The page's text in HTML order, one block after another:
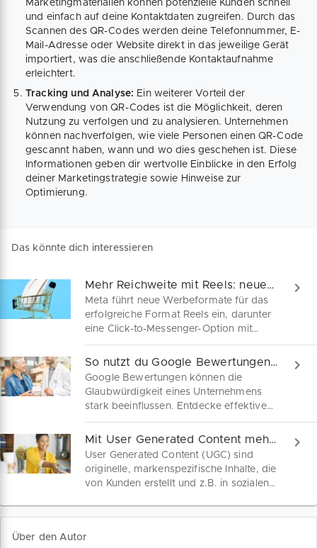
Marketingmaterialien können potenzielle Kunden schnell
und einfach auf deine Kontaktdaten zugreifen. Durch das
Scannen des QR-Codes werden deine Telefonnummer, E-
Mail-Adresse oder Website direkt in das jeweilige Gerät
importiert, was die anschließende Kontaktaufnahme
erleichtert.
Tracking und Analyse: Ein weiterer Vorteil der
Verwendung von QR-Codes ist die Möglichkeit, deren
Nutzung zu verfolgen und zu analysieren. Unternehmen
können nachverfolgen, wie viele Personen einen QR-Code
gescannt haben, wann und wo dies geschehen ist. Diese
Informationen geben dir wertvolle Einblicke in den Erfolg
deiner Marketingstrategie sowie Hinweise zur
Optimierung.
Das könnte dich interessieren
Mehr Reichweite mit Reels: neue Funktionen erklärt
Meta führt neue Werbeformate für das
erfolgreiche Format Reels ein, darunter
eine Click-to-Messenger-Option mit
WhatsApp-Integration sowie die
Möglichkeit für Werbetreibende, Fotos
und Videos in Anzeigen umzuwandeln.
Was kleine Marken wissen müssen.
So nutzt du Google Bewertungen für dein Markenimage
Google Bewertungen können die
Glaubwürdigkeit eines Unternehmens
stark beeinflussen. Entdecke effektive
Strategien, um positive Online-
Bewertungen zu erhalten und auf
professionell zu reagieren.
Mit User Generated Content mehr Kunden gewinnen
User Generated Content (UGC) sind
originelle, markenspezifische Inhalte, die
von Kunden erstellt und z.B. in sozialen
Über den Autor